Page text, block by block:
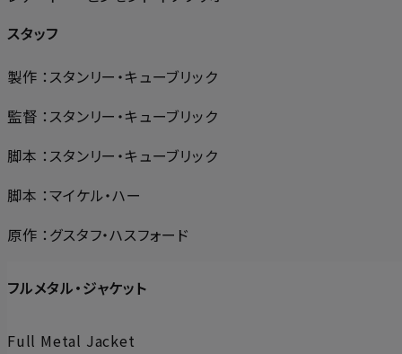
スタッフ
製作 ：スタンリー・キューブリック
監督 ：スタンリー・キューブリック
脚本 ：スタンリー・キューブリック
脚本 ：マイケル・ハー
原作 ：グスタフ・ハスフォード
フルメタル・ジャケット
Full Metal Jacket